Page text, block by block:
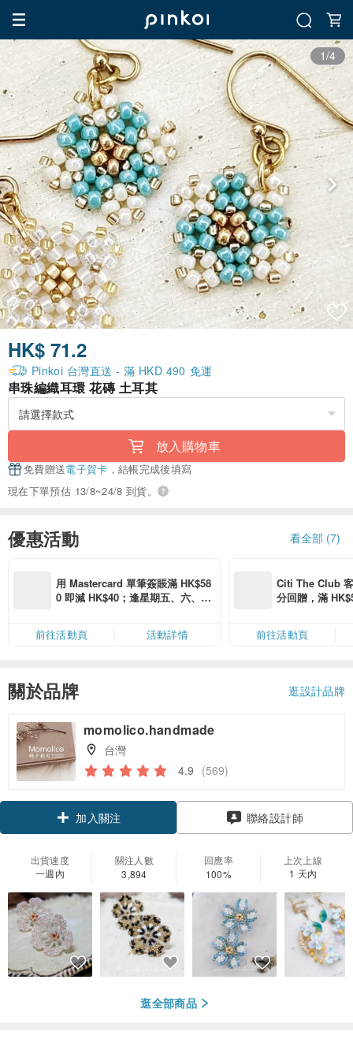
1/4
HK$ 71.2
Pinkoi 台灣直送 - 滿 HKD 490 免運
串珠編織耳環 花磚 土耳其
放入購物車
免費贈送電子賀卡 ，結帳完成後填寫
現在下單預估 13/8~24/8 到貨。
優惠活動 看全部 (7)
用 Mastercard 單筆簽賬滿 HK$58
0 即減 HK$40；逢星期五、六、日
卡」結帳）
前往活動頁 活動詳情
Citi The Club
分回贈，滿
前往活動頁
關於品牌 逛設計品牌
momolico.handmade
台灣
4.9 (569)
加入關注 聯絡設計師
出貨速度
一週內
關注人數
3,894
回應率
100%
上次上線
1 天內
逛全部商品